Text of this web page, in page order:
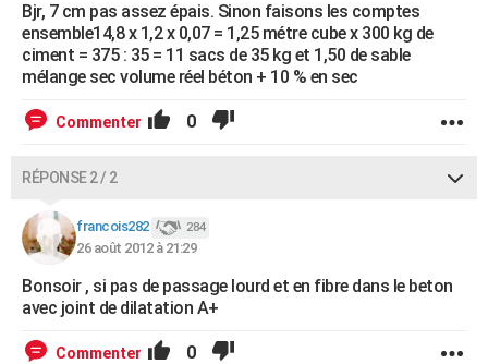
COPAINS D'AVANT
S'inscrire
Se connecter
Lycées
Collèges
Primaires
Universités
Entreprises
Service militaire
Avis de recherche
AVIS DE DÉCÈS
FORUM
Bricolage
Lifestyle
Culture
Sport
Auto
Television
Voyage
Cinema
Bjr, 7 cm pas assez épais. Sinon faisons les comptes
ensemble14,8 x 1,2 x 0,07 = 1,25 métre cube x 300 kg de
ciment = 375 : 35 = 11 sacs de 35 kg et 1,50 de sable
mélange sec volume réel béton + 10 % en sec
Commenter 0
RÉPONSE 2 / 2
francois282 284
26 août 2012 à 21:29
Bonsoir , si pas de passage lourd et en fibre dans le beton
avec joint de dilatation A+
Commenter 0